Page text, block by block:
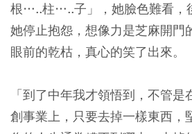
根…..柱…..子」，她臉色難看，
她停止抱怨，想像力是芝麻開門
眼前的乾枯，真心的笑了出來。
「到了中年我才領悟到，不管
創事業上，只要去掉一樣東西，